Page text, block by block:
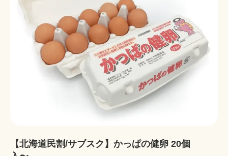
【北海道民割/サブスク】かっぱの健卵 20個